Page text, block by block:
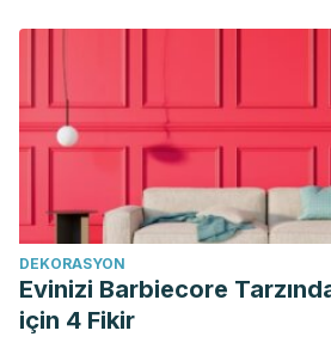
DEKORASYON
Evinizi Barbiecore
için 4 Fikir